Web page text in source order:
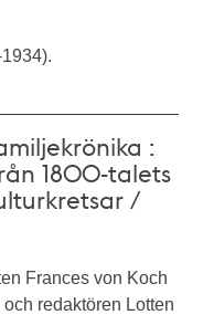
:
1800-talets
/
Frances von Koch
redaktören Lotten